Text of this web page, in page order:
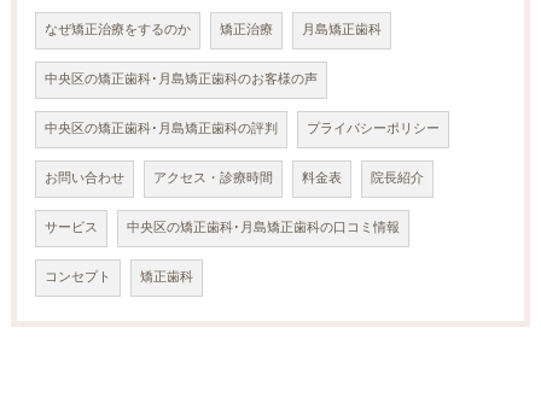
なぜ矯正治療をするのか 矯正治療 月島矯正歯科
中央区の矯正歯科･月島矯正歯科のお客様の声
中央区の矯正歯科･月島矯正歯科の評判 プライバシーポリシー
お問い合わせ アクセス・診療時間 料金表 院長紹介
サービス 中央区の矯正歯科･月島矯正歯科の口コミ情報
コンセプト 矯正歯科